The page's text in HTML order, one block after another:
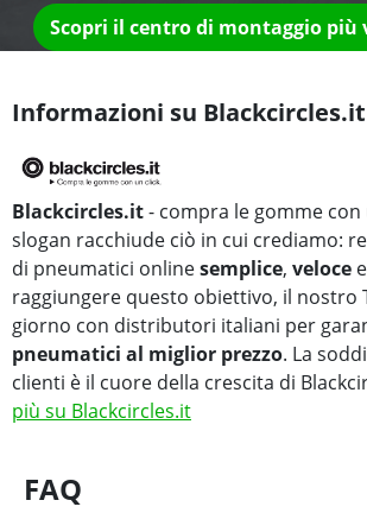
Scopri il centro di montaggio più
Informazioni su Blackcircles.it
Blackcircles.it- compra le gomme
slogan racchiude ciò in cui crediamo:
di pneumatici onlinesemplice, veloce e
raggiungere questo obiettivo, il nostro
giorno con distributori italiani per
pneumatici al miglior prezzo. La
clienti è il cuore della crescita di
più su Blackcircles.it
FAQ